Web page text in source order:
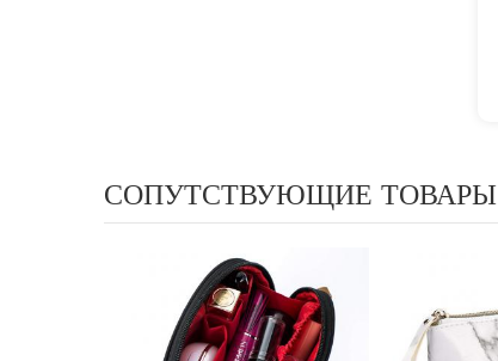
СОПУТСТВУЮЩИЕ ТОВАРЫ